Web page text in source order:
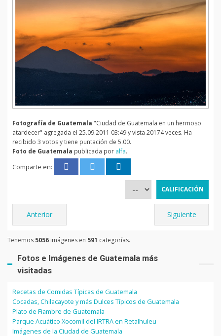
Fotografía de Guatemala "Ciudad de Guatemala en un hermoso
atardecer" agregada el 25.09.2011 03:49 y vista 20174 veces. Ha
recibido 3 votos y tiene puntación de 5.00.
Foto de Guatemala publicada por alfa.
Comparte en:
Anterior Siguiente
Tenemos 5056 imágenes en 591 categorías.
Fotos e Imágenes de Guatemala más
visitadas
Recetas de Comidas Típicas de Guatemala
Cocadas, Chilacayote y más Dulces Típicos de Guatemala
Plato de Fiambre de Guatemala
Parque Acuático Xocomil del IRTRA en Retalhuleu
Imágenes de la Ciudad de Guatemala